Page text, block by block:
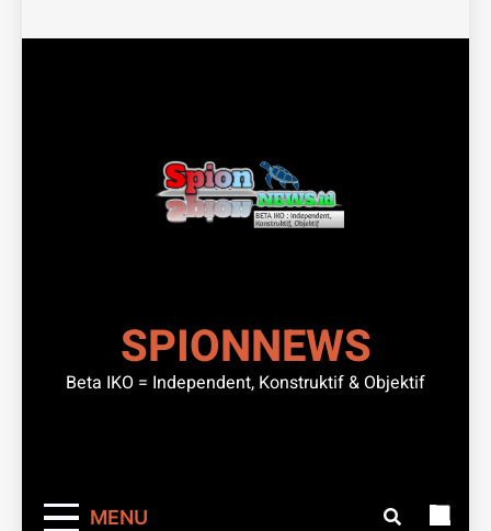
SPIONNEWS
Beta IKO = Independent, Konstruktif & Objektif
MENU